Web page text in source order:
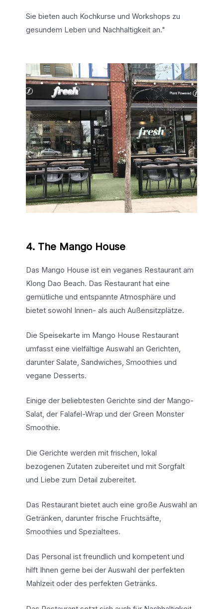
Sie bieten auch Kochkurse und Workshops zu
gesundem Leben und Nachhaltigkeit an."
4. The Mango House
Das Mango House ist ein veganes Restaurant am
Klong Dao Beach. Das Restaurant hat eine
gemütliche und entspannte Atmosphäre und
bietet sowohl Innen- als auch Außensitzplätze.
Die Speisekarte im Mango House Restaurant
umfasst eine vielfältige Auswahl an Gerichten,
darunter Salate, Sandwiches, Smoothies und
vegane Desserts.
Einige der beliebtesten Gerichte sind der Mango-
Salat, der Falafel-Wrap und der Green Monster
Smoothie.
Die Gerichte werden mit frischen, lokal
bezogenen Zutaten zubereitet und mit Sorgfalt
und Liebe zum Detail zubereitet.
Das Restaurant bietet auch eine große Auswahl an
Getränken, darunter frische Fruchtsäfte,
Smoothies und Spezialtees.
Das Personal ist freundlich und kompetent und
hilft Ihnen gerne bei der Auswahl der perfekten
Mahlzeit oder des perfekten Getränks.